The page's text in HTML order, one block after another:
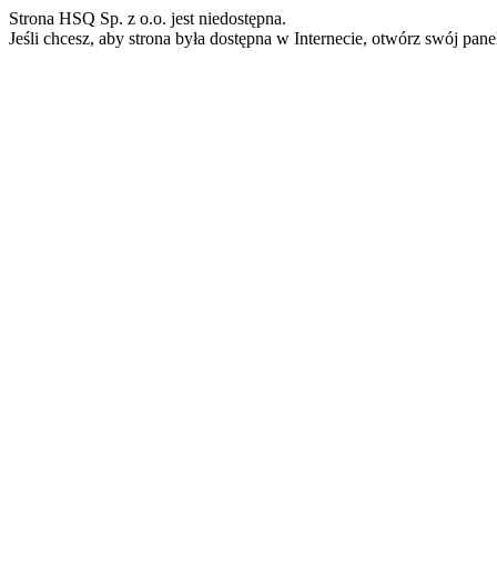
Strona HSQ Sp. z o.o. jest niedostępna.
Jeśli chcesz, aby strona była dostępna w Internecie, otwórz swój